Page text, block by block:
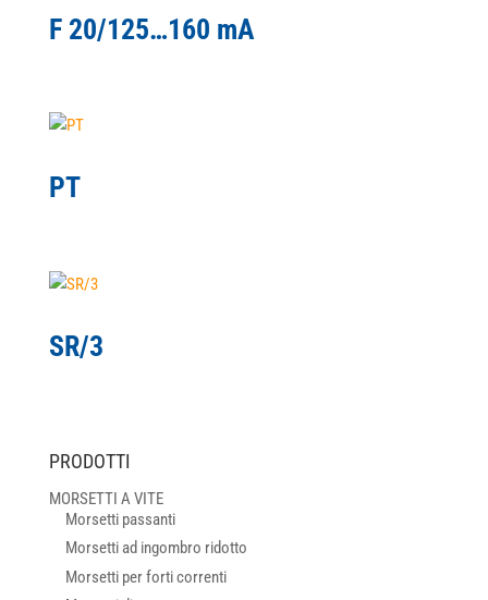
F 20/125…160 mA
PT
SR/3
PRODOTTI
MORSETTI A VITE
Morsetti passanti
Morsetti ad ingombro ridotto
Morsetti per forti correnti